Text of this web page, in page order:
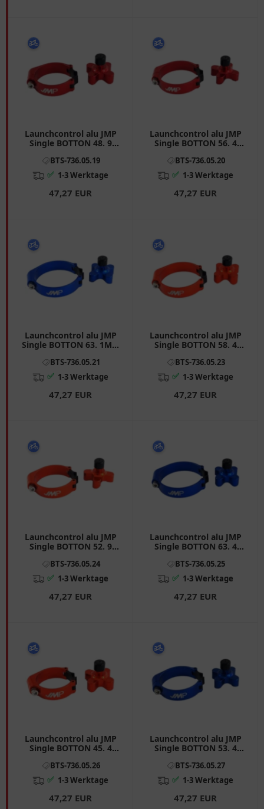
Launchcontrol alu JMP
Single BOTTON 48. 9
CRF, CR
BTS-736.05.19
✅ 1-3 Werktage
47,27 EUR
Launchcontrol alu JMP
Single BOTTON 56. 4
CRF, Kawasaki KX
BTS-736.05.20
✅ 1-3 Werktage
47,27 EUR
Launchcontrol alu JMP
Single BOTTON 63. 1MM
KX, Honda CRF, CR
BTS-736.05.21
✅ 1-3 Werktage
47,27 EUR
Launchcontrol alu JMP
Single BOTTON 58. 4
Husqvarna FE, TE
BTS-736.05.23
✅ 1-3 Werktage
47,27 EUR
Launchcontrol alu JMP
Single BOTTON 52. 9
SX, Husqvarna TC
BTS-736.05.24
✅ 1-3 Werktage
47,27 EUR
Launchcontrol alu JMP
Single BOTTON 63. 4
Husqvarna TE, CR
BTS-736.05.25
✅ 1-3 Werktage
47,27 EUR
Launchcontrol alu JMP
Single BOTTON 45. 4
SX, Husqvarna TC
BTS-736.05.26
✅ 1-3 Werktage
47,27 EUR
Launchcontrol alu JMP
Single BOTTON 53. 4
Kawasaki KX, Yamaha YZ
BTS-736.05.27
✅ 1-3 Werktage
47,27 EUR